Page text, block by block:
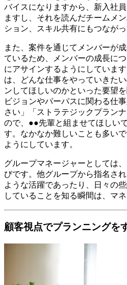
バイスになりますから、新入社
ますし、それを読んだチームメ
ション、スキル共有にもつながっ
また、案件を通じてメンバーが
ているため、メンバーの成長に
にアサインするようにしていま
は、どんな仕事をやっていきた
ンしてほしいのかといった要望
ビジョンやパーパスに関わる仕
さい」「ストラテジックプラン
ので、●●先輩と組ませてほしい
す。なかなか難しいことも多い
ようにしています。
グループマネージャーとしては
びです。他グループから指名さ
ような活躍であったり、日々の
していることを知る瞬間は、マ
顧客視点でプランニングを